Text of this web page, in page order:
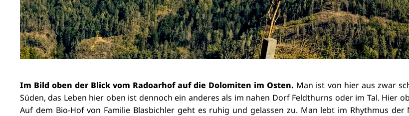
Im Bild oben der Blick vom Radoarhof auf die Dolomiten im Osten. Man ist von hier aus zwar
Süden, das Leben hier oben ist dennoch ein anderes als im nahen Dorf Feldthurns oder im Tal. Hier
Auf dem Bio-Hof von Familie Blasbichler geht es ruhig und gelassen zu. Man lebt im Rhythmus